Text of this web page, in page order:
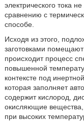
электрического тока
сравнению с
способе.
Исходя из этого,
заготовками
происходит процесс
повышенной
контексте под
которая заполняет
содержит кислород,
окисляющие вещества,
при высоких